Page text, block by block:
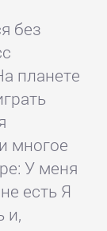
без
планете
многое
У меня
есть Я
и,